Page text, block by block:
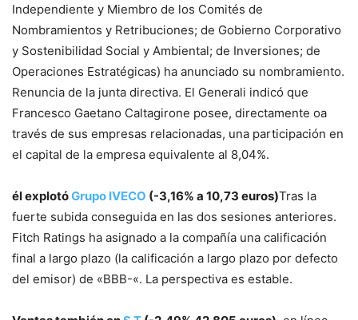
Independiente y Miembro de los Comités de
Nombramientos y Retribuciones; de Gobierno Corporativo
y Sostenibilidad Social y Ambiental; de Inversiones; de
Operaciones Estratégicas) ha anunciado su nombramiento.
Renuncia de la junta directiva. El Generali indicó que
Francesco Gaetano Caltagirone posee, directamente oa
través de sus empresas relacionadas, una participación en
el capital de la empresa equivalente al 8,04%.
él explotóGrupo IVECO (-3,16% a 10,73 euros)Tras la
fuerte subida conseguida en las dos sesiones anteriores.
Fitch Ratings ha asignado a la compañía una calificación
final a largo plazo (la calificación a largo plazo por defecto
del emisor) de «BBB-«. La perspectiva es estable.